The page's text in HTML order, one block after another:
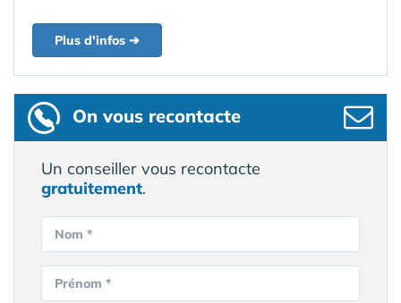
Plus d'infos ➔
On vous recontacte
Un conseiller vous recontacte
gratuitement.
Nom *
Prénom *